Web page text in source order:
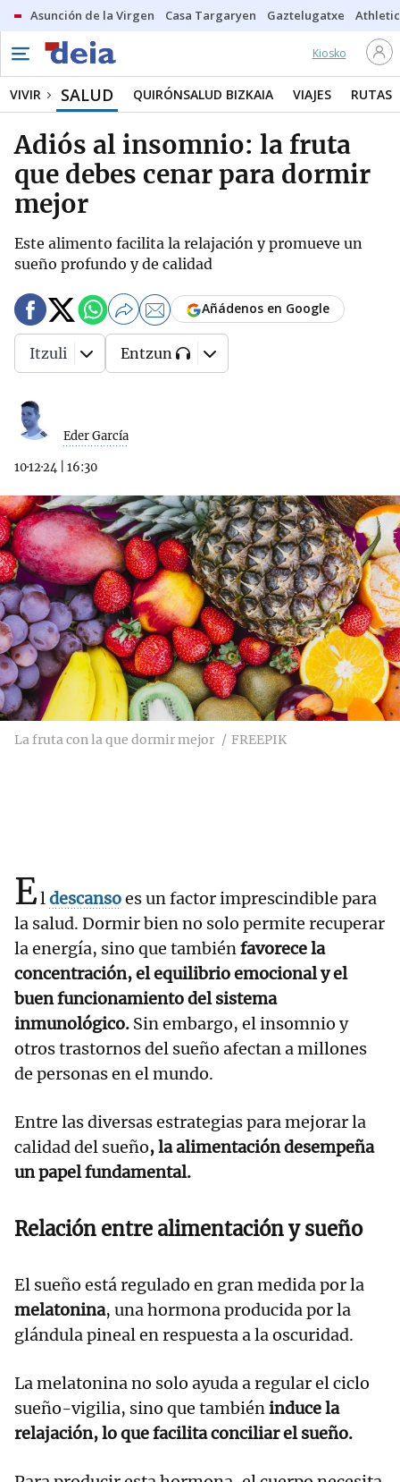
Asunción de la Virgen Casa Targaryen Gaztelugatxe Athletic
Kiosko
VIVIR SALUD QUIRÓNSALUD BIZKAIA VIAJES RUTAS
Adiós al insomnio: la fruta
que debes cenar para dormir
mejor
Este alimento facilita la relajación y promueve un
sueño profundo y de calidad
Eder García
10·12·24 16:30
Añádenos en Google
Itzuli Entzun
La fruta con la que dormir mejor FREEPIK
Eldescansoes un factor imprescindible para
la salud. Dormir bien no solo permite recuperar
la energía, sino que tambiénfavorece la
concentración, el equilibrio emocional y el
buen funcionamiento del sistema
inmunológico. Sin embargo, el insomnio y
otros trastornos del sueño afectan a millones
de personas en el mundo.
Entre las diversas estrategias para mejorar la
calidad del sueño, la alimentación desempeña
un papel fundamental.
Relación entre alimentación y sueño
El sueño está regulado en gran medida por la
melatonina, una hormona producida por la
glándula pineal en respuesta a la oscuridad.
La melatonina no solo ayuda a regular el ciclo
sueño-vigilia, sino que tambiéninduce la
relajación, lo que facilita conciliar el sueño.